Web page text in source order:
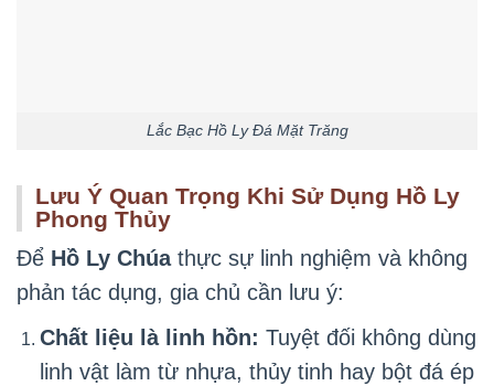
Lắc Bạc Hồ Ly Đá Mặt Trăng
Lưu Ý Quan Trọng Khi Sử Dụng Hồ Ly
Phong Thủy
Để Hồ Ly Chúathực sự linh nghiệm và không
phản tác dụng, gia chủ cần lưu ý:
Chất liệu là linh hồn: Tuyệt đối không dùng
linh vật làm từ nhựa, thủy tinh hay bột đá ép